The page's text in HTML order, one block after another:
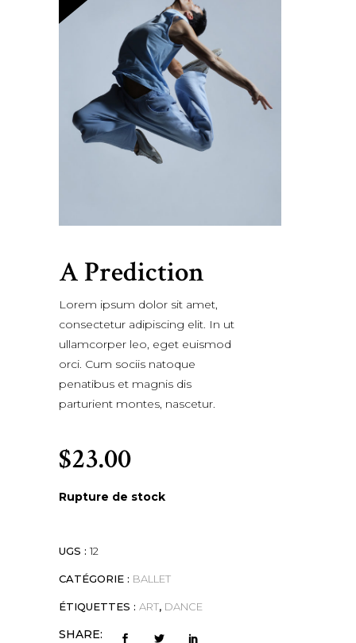
A Prediction
Lorem ipsum dolor sit amet,
consectetur adipiscing elit. In ut
ullamcorper leo, eget euismod
orci. Cum sociis natoque
penatibus et magnis dis
parturient montes, nascetur.
$23.00
Rupture de stock
UGS : 12
CATÉGORIE : BALLET
ÉTIQUETTES : ART, DANCE
SHARE: